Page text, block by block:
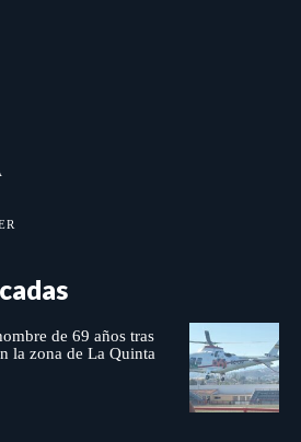
de 69 años tras
la zona de La Quinta